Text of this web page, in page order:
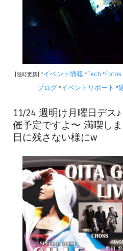
[随時更新] *イベント情報 *Tech *Fotos
ブログ *イベントリポート *
11/24 週明け月曜日デス
催予定ですよ〜 満喫し
日に残さない様にw